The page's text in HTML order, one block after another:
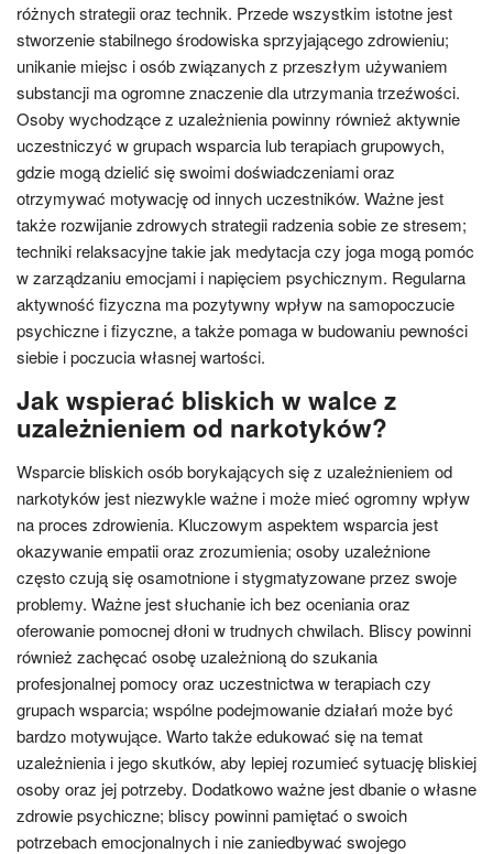
różnych strategii oraz technik. Przede wszystkim istotne jest
stworzenie stabilnego środowiska sprzyjającego zdrowieniu;
unikanie miejsc i osób związanych z przeszłym używaniem
substancji ma ogromne znaczenie dla utrzymania trzeźwości.
Osoby wychodzące z uzależnienia powinny również aktywnie
uczestniczyć w grupach wsparcia lub terapiach grupowych,
gdzie mogą dzielić się swoimi doświadczeniami oraz
otrzymywać motywację od innych uczestników. Ważne jest
także rozwijanie zdrowych strategii radzenia sobie ze stresem;
techniki relaksacyjne takie jak medytacja czy joga mogą pomóc
w zarządzaniu emocjami i napięciem psychicznym. Regularna
aktywność fizyczna ma pozytywny wpływ na samopoczucie
psychiczne i fizyczne, a także pomaga w budowaniu pewności
siebie i poczucia własnej wartości.
Jak wspierać bliskich w walce z
uzależnieniem od narkotyków?
Wsparcie bliskich osób borykających się z uzależnieniem od
narkotyków jest niezwykle ważne i może mieć ogromny wpływ
na proces zdrowienia. Kluczowym aspektem wsparcia jest
okazywanie empatii oraz zrozumienia; osoby uzależnione
często czują się osamotnione i stygmatyzowane przez swoje
problemy. Ważne jest słuchanie ich bez oceniania oraz
oferowanie pomocnej dłoni w trudnych chwilach. Bliscy powinni
również zachęcać osobę uzależnioną do szukania
profesjonalnej pomocy oraz uczestnictwa w terapiach czy
grupach wsparcia; wspólne podejmowanie działań może być
bardzo motywujące. Warto także edukować się na temat
uzależnienia i jego skutków, aby lepiej rozumieć sytuację bliskiej
osoby oraz jej potrzeby. Dodatkowo ważne jest dbanie o własne
zdrowie psychiczne; bliscy powinni pamiętać o swoich
potrzebach emocjonalnych i nie zaniedbywać swojego